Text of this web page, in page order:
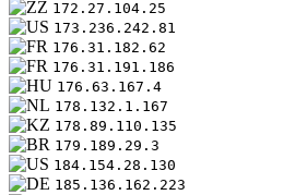
172.27.104.25
173.236.242.81
176.31.182.62
176.31.191.186
176.63.167.4
178.132.1.167
178.89.110.135
179.189.29.3
184.154.28.130
185.136.162.223